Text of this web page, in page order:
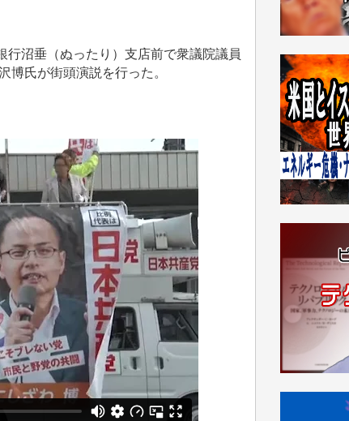
沼垂（ぬったり）支店前で衆議院議員
博氏が街頭演説を行った。